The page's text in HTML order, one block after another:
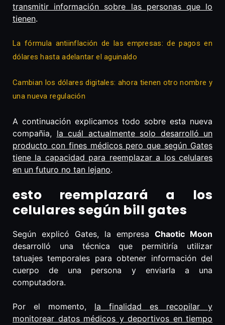
transmitir información sobre las personas que lo
tienen.
La fórmula antiinflación de las empresas: de pagos en
dólares hasta adelantar el aguinaldo
Cambian los dólares digitales: ahora tienen otro nombre y
una nueva regulación
A continuación explicamos todo sobre esta nueva
compañia, la cuál actualmente solo desarrolló un
producto con fines médicos pero que según Gates
tiene la capacidad para reemplazar a los celulares
en un futuro no tan lejano.
esto reemplazará a los
celulares según bill gates
Según explicó Gates, la empresa Chaotic Moon
desarrolló una técnica que permitiría utilizar
tatuajes temporales para obtener información del
cuerpo de una persona y enviarla a una
computadora.
Por el momento, la finalidad es recopilar y
monitorear datos médicos y deportivos en tiempo